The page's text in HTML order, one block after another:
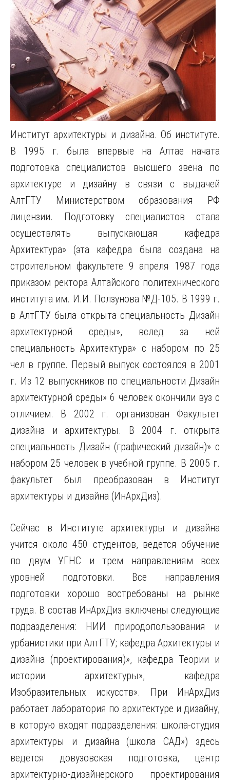
Институт архитектуры и дизайна. Об институте.
В 1995 г. была впервые на Алтае начата
подготовка специалистов высшего звена по
архитектуре и дизайну в связи с выдачей
АлтГТУ Министерством образования РФ
лицензии. Подготовку специалистов стала
осуществлять выпускающая кафедра
Архитектура» (эта кафедра была создана на
строительном факультете 9 апреля 1987 года
приказом ректора Алтайского политехнического
института им. И.И. Ползунова №Д-105. В 1999 г.
в АлтГТУ была открыта специальность Дизайн
архитектурной среды», вслед за ней
специальность Архитектура» с набором по 25
чел в группе. Первый выпуск состоялся в 2001
г. Из 12 выпускников по специальности Дизайн
архитектурной среды» 6 человек окончили вуз с
отличием. В 2002 г. организован Факультет
дизайна и архитектуры. В 2004 г. открыта
специальность Дизайн (графический дизайн)» с
набором 25 человек в учебной группе. В 2005 г.
факультет был преобразован в Институт
архитектуры и дизайна (ИнАрхДиз).
Сейчас в Институте архитектуры и дизайна
учится около 450 студентов, ведется обучение
по двум УГНС и трем направлениям всех
уровней подготовки. Все направления
подготовки хорошо востребованы на рынке
труда. В состав ИнАрхДиз включены следующие
подразделения: НИИ природопользования и
урбанистики при АлтГТУ; кафедра Архитектуры и
дизайна (проектирования)», кафедра Теории и
истории архитектуры», кафедра
Изобразительных искусств». При ИнАрхДиз
работает лаборатория по архитектуре и дизайну,
в которую входят подразделения: школа-студия
архитектуры и дизайна (школа САД») здесь
ведётся довузовская подготовка, центр
архитектурно-дизайнерского проектирования